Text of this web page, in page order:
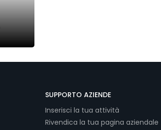
SUPPORTO AZIENDE
Inserisci la tua attività
Rivendica la tua pagina aziendale